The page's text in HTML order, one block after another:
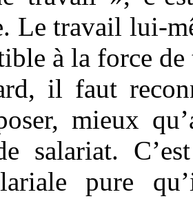
Le travail lui-
à la force
il faut
mieux
salariat.
pure